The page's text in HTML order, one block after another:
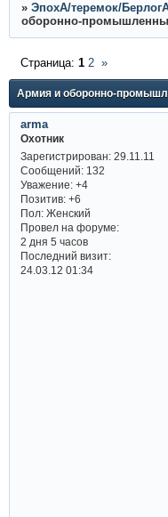
» ЭпохА/теремок/
оборонно-
Армия и оборонно-
Страница: 1 2 »
arma
Охотник
Зарегистрирован: 29.11.11
Сообщений:132
Уважение: +4
Позитив: +6
Пол:Женский
Провел на форуме:
2 дня 5 часов
Последний визит:
24.03.12 01:34